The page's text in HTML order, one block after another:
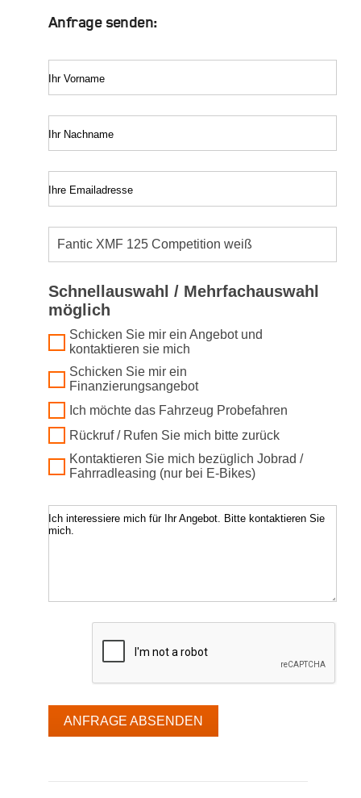
Anfrage senden:
Ihr Vorname
Ihr Nachname
Ihre Emailadresse
Schnellauswahl / Mehrfachauswahl
möglich
Schicken Sie mir ein Angebot und
kontaktieren sie mich
Schicken Sie mir ein
Finanzierungsangebot
Ich möchte das Fahrzeug Probefahren
Rückruf / Rufen Sie mich bitte zurück
Kontaktieren Sie mich bezüglich Jobrad /
Fahrradleasing (nur bei E-Bikes)
Ich interessiere mich für Ihr Angebot. Bitte kontaktieren Sie
mich.
ANFRAGE ABSENDEN